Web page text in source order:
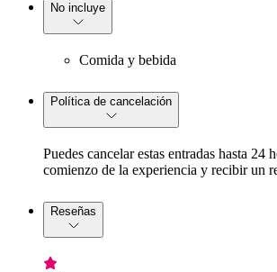
No incluye
Comida y bebida
Política de cancelación
Puedes cancelar estas entradas hasta 24
comienzo de la experiencia y recibir un
Reseñas